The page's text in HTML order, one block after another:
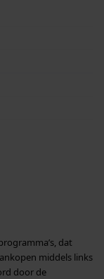
dat
middels links
door de